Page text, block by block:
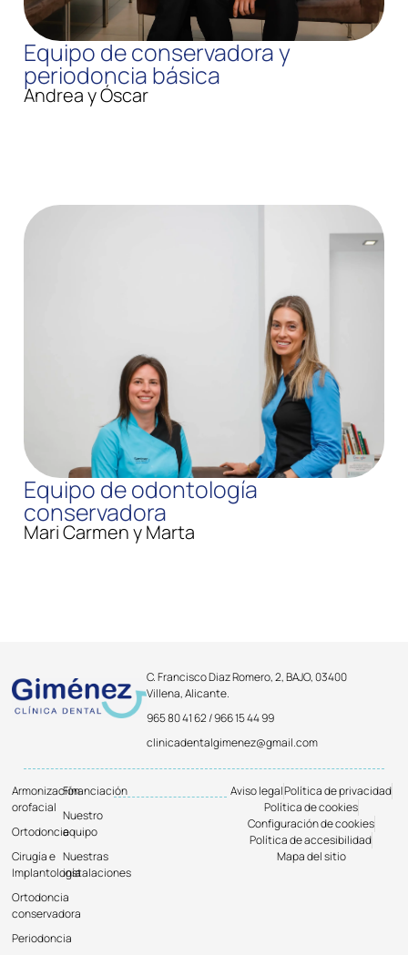
Equipo de conservadora y
periodoncia básica
Andrea y Óscar
Equipo de odontología
conservadora
Mari Carmen y Marta
C. Francisco Diaz Romero, 2, BAJO, 03400
Villena, Alicante.
965 80 41 62 / 966 15 44 99
clinicadentalgimenez@gmail.com
Armonización
orofacial
Ortodoncia
Cirugía e
Implantología
Ortodoncia
conservadora
Periodoncia
Financiación
Nuestro
equipo
Nuestras
instalaciones
Aviso legalPolítica de privacidad
Política de cookies
Configuración de cookies
Política de accesibilidad
Mapa del sitio